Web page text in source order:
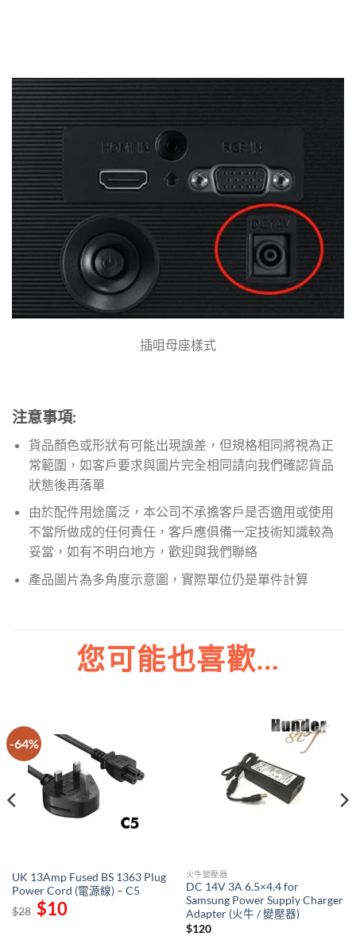
插咀母座樣式
注意事項:
貨品顏色或形狀有可能出現誤差，但規格相同將視為正
常範圍，如客戶要求與圖片完全相同請向我們確認貨品
狀態後再落單
由於配件用途廣泛，本公司不承擔客戶是否適用或使用
不當所做成的任何責任，客戶應俱備一定技術知識較為
妥當，如有不明白地方，歡迎與我們聯絡
產品圖片為多角度示意圖，實際單位仍是單件計算
您可能也喜歡…
-64%
UK 13Amp Fused BS 1363 Plug
Power Cord (電源線) – C5
$28 Original
price
$10Current
price
火牛變壓器
DC 14V 3A 6.5×4.4 for
Samsung Power Supply Charger
Adapter (火牛 / 變壓器)
$120